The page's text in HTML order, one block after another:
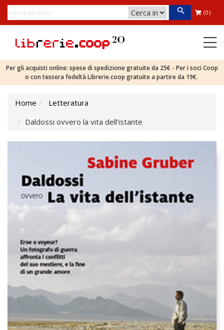
(0)
Per gli acquisti online: spese di spedizione gratuite da 25€ - Per i soci Coop
o con tessera fedeltà Librerie.coop gratuite a partire da 19€.
Home
Letteratura
Daldossi ovvero la vita dell'istante